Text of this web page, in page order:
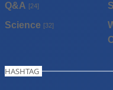
Q&A [24]
Science [32]
HASHTAG